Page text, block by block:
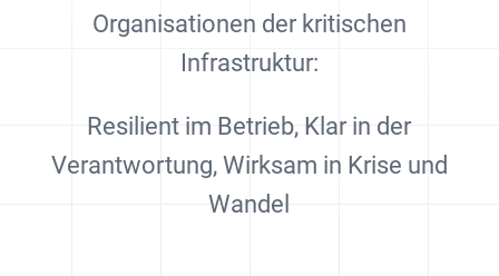
Organisationen der kritischen
Infrastruktur:
Resilient im Betrieb, Klar in der
Verantwortung, Wirksam in Krise und
Wandel